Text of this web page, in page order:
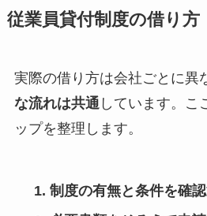
従業員貸付制度の借り方
実際の借り方は会社ごとに異
な流れは共通 しています。こ
ップを整理します。
制度の有無と条件を確